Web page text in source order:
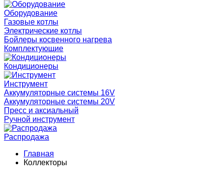
Оборудование
Газовые котлы
Электрические котлы
Бойлеры косвенного нагрева
Комплектующие
Кондиционеры
Инструмент
Аккумуляторные системы 16V
Аккумуляторные системы 20V
Пресс и аксиальный
Ручной инструмент
Распродажа
Главная
Коллекторы